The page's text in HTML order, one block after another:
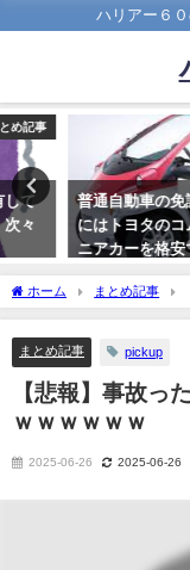
ハリアー６
普通自動車の免許返納し
にはトヨタのコムスかス
ニアカーを格安でリース
うにしてみてはどうだろ
ホーム まとめ記事
ｗｗｗ
まとめ記事 pickup
【悲報】事故っ
ｗｗｗｗｗｗ
2025-06-26 2025-06-26